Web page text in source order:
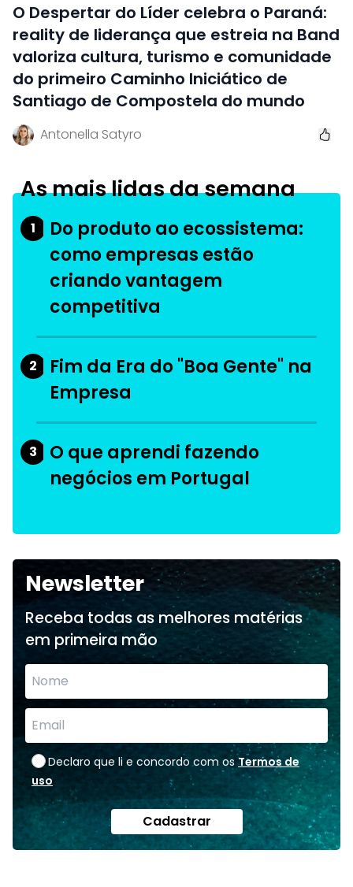
O Despertar do Líder celebra o Paraná:
reality de liderança que estreia na Band
valoriza cultura, turismo e comunidade
do primeiro Caminho Iniciático de
Santiago de Compostela do mundo
Antonella Satyro
As mais lidas da semana
1
Do produto ao ecossistema:
como empresas estão
criando vantagem
competitiva
2
Fim da Era do "Boa Gente" na
Empresa
3
O que aprendi fazendo
negócios em Portugal
Newsletter
Receba todas as melhores matérias
em primeira mão
Declaro que li e concordo com os Termos de
uso
Cadastrar